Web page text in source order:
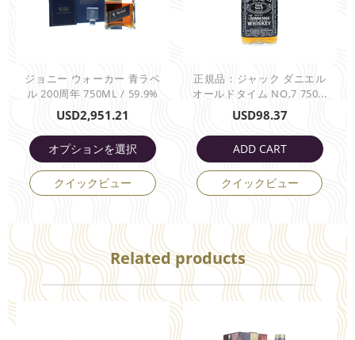
ジョニー ウォーカー 青ラベ
ル 200周年 750ML / 59.9%
USD2,951.21
オプションを選択
クイックビュー
正規品：ジャック ダニエル
オールドタイム NO,7 750...
USD98.37
ADD CART
クイックビュー
Related products